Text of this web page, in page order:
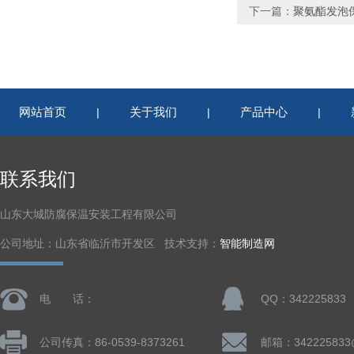
下一篇： 聚氨酯发泡
网站首页 | 关于我们 | 产品中心 |
联系我们
山东大城防腐保温安装工程有限公司
公司地址：山东省临沂市开发区 技术支持： 智能制造网
电 话： QQ：342225833
公司传真：86-0539-8373261 邮箱：